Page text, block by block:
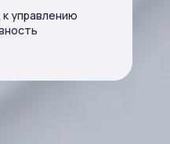
управлению